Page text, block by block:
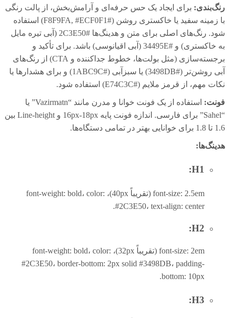
رنگ‌بندی: برای ایجاد یک حس حرفه‌ای و آرامش‌بخش، از پالت رنگی
با زمینه سفید یا خاکستری روشن (#F8F9FA, #ECF0F1) استفاده
شود. رنگ‌های اصلی برای متن و هدینگ‌ها #2C3E50 (آبی تیره مایل
به خاکستری) و #34495E (آبی اقیانوسی) باشد. برای تأکید و
برجسته‌سازی (مثل بولت‌ها، خطوط جداکننده و CTA) از رنگ‌های
آبی روشن‌تر (#3498DB) یا سبزآبی (#1ABC9C) و برای هشدارها یا
نکات مهم، از قرمز ملایم (#E74C3C) استفاده شود.
فونت:
استفاده از یک فونت خوانا و مدرن مانند “Vazirmatn” یا
“Sahel” برای فارسی. اندازه فونت پایه 16px-18px و Line-height بین
1.6 تا 1.8 برای خوانایی بهتر در تمامی دستگاه‌ها.
هدینگ‌ها:
H1:
font-size: 2.5em (تقریباً 40px)، font-weight: bold، color:
#2C3E50، text-align: center.
H2:
font-size: 2em (تقریباً 32px)، font-weight: bold، color:
#2C3E50، border-bottom: 2px solid #3498DB، padding-
bottom: 10px.
H3: